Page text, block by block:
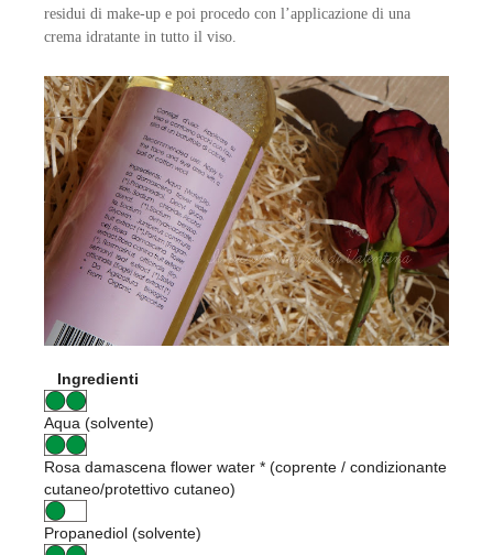
residui di make-up e poi procedo con l’applicazione di una
crema idratante in tutto il viso.
Ingredienti
Aqua (solvente)
Rosa damascena flower water * (coprente / condizionante
cutaneo/protettivo cutaneo)
Propanediol (solvente)